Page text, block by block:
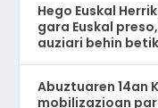
Hego Euskal
gara Euskal
auziari behin
Abuztuaren 14an
mobilizazioan